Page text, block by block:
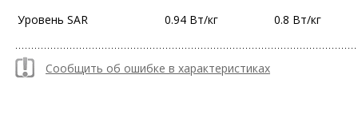
Уровень SAR
0.94 Вт/кг 0.8 Вт/кг
Сообщить об ошибке в характеристиках